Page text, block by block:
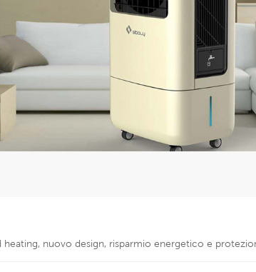
nuovo design, risparmio energetico e